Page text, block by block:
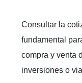
Consultar la
fundamental
compra y venta
inversiones o